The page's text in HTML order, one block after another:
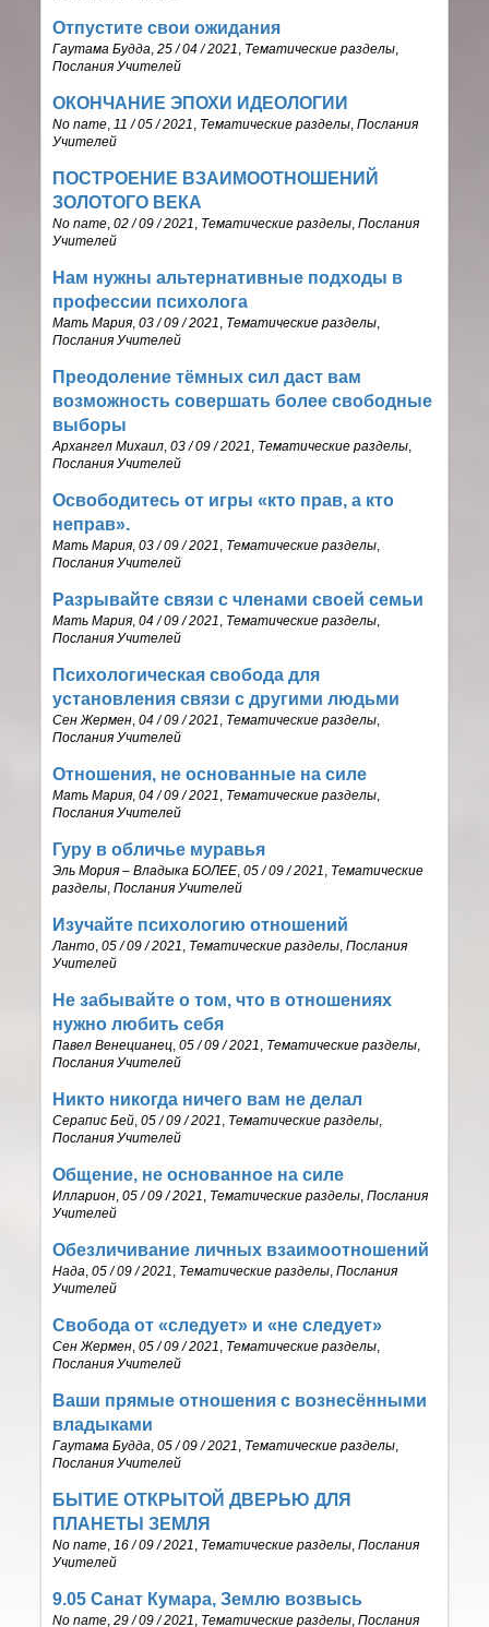
Отпустите свои ожидания
Гаутама Будда ,25 / 04 / 2021 Тематические разделы
Послания Учителей
ОКОНЧАНИЕ ЭПОХИ ИДЕОЛОГИИ
No name 11 / 05 / 2021 Тематические разделы ,Послания
Учителей
ПОСТРОЕНИЕ ВЗАИМООТНОШЕНИЙ
ЗОЛОТОГО ВЕКА
No name ,02 / 09 / 2021 Тематические разделы ,Послания
Учителей
Нам нужны альтернативные подходы в
профессии психолога
Мать Мария ,03 / 09 / 2021 Тематические разделы
Послания Учителей
Преодоление тёмных сил даст вам
возможность совершать более свободные
выборы
Архангел Михаил ,03 / 09 / 2021 Тематические разделы
Послания Учителей
Освободитесь от игры «кто прав, а кто
неправ».
Мать Мария ,03 / 09 / 2021 Тематические разделы
Послания Учителей
Разрывайте связи с членами своей семьи
Мать Мария ,04 / 09 / 2021 Тематические разделы
Послания Учителей
Психологическая свобода для
установления связи с другими людьми
Сен Жермен ,04 / 09 / 2021 Тематические разделы
Послания Учителей
Отношения, не основанные на силе
Мать Мария ,04 / 09 / 2021 Тематические разделы
Послания Учителей
Гуру в обличье муравья
Эль Мория – Владыка БОЛЕЕ ,05 / 09 / 2021
Тематические
разделы ,Послания Учителей
Изучайте психологию отношений
Ланто ,05 / 09 / 2021 Тематические разделы ,Послания
Учителей
Не забывайте о том, что в отношениях
нужно любить себя
Павел Венецианец ,05 / 09 / 2021 Тематические разделы
Послания Учителей
Никто никогда ничего вам не делал
Серапис Бей ,05 / 09 / 2021 Тематические разделы
Послания Учителей
Общение, не основанное на силе
Илларион ,05 / 09 / 2021 Тематические разделы ,Послания
Учителей
Обезличивание личных взаимоотношений
Нада ,05 / 09 / 2021 Тематические разделы ,Послания
Учителей
Свобода от «следует» и «не следует»
Сен Жермен ,05 / 09 / 2021 Тематические разделы
Послания Учителей
Ваши прямые отношения с вознесёнными
владыками
Гаутама Будда ,05 / 09 / 2021 Тематические разделы
Послания Учителей
БЫТИЕ ОТКРЫТОЙ ДВЕРЬЮ ДЛЯ
ПЛАНЕТЫ ЗЕМЛЯ
No name 16 / 09 / 2021 Тематические разделы ,Послания
Учителей
9.05 Санат Кумара, Землю возвысь
No name ,29 / 09 / 2021 Тематические разделы ,Послания